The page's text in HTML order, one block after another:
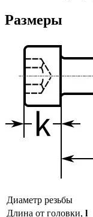
Размеры
Диаметр резьбы
Длина от головки, l